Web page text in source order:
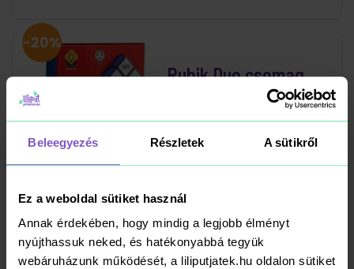
Beleegyezés Részletek A sütikről
Ez a weboldal sütiket használ
Annak érdekében, hogy mindig a legjobb élményt
nyújthassuk neked, és hatékonyabbá tegyük
webáruházunk működését, a liliputjatek.hu oldalon sütiket
-20%
RAKTÁRON
Rubik Duo csomag
7 190 Ft
5 752 Ft
-32%